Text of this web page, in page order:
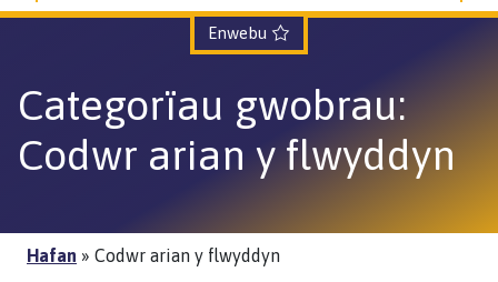
Enwebu
Categorïau gwobrau:
Codwr arian y flwyddyn
Hafan » Codwr arian y flwyddyn